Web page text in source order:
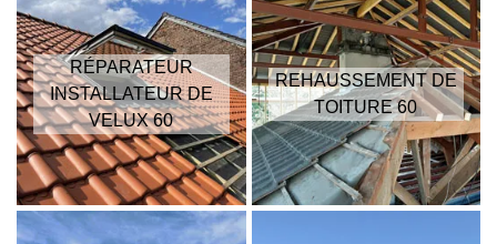
RÉPARATEUR
INSTALLATEUR DE
VELUX 60
REHAUSSEMENT DE
TOITURE 60